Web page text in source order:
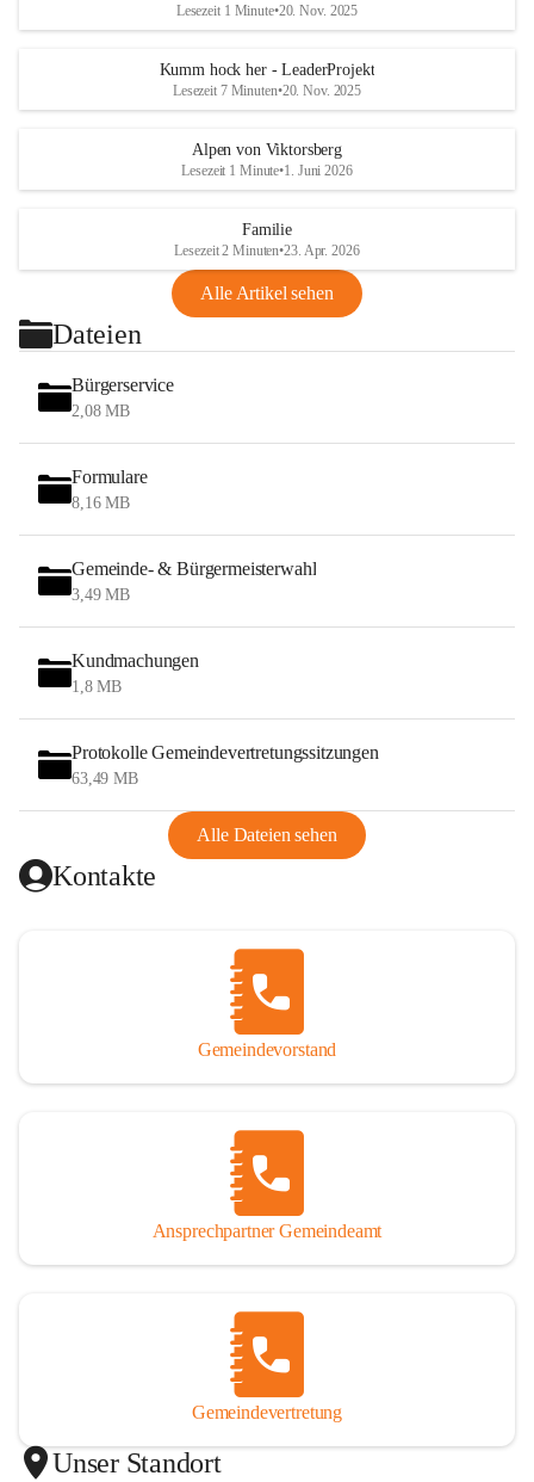
Lesezeit 1 Minute•20. Nov. 2025
Kumm hock her - LeaderProjekt
Lesezeit 7 Minuten•20. Nov. 2025
Alpen von Viktorsberg
Lesezeit 1 Minute•1. Juni 2026
Familie
Lesezeit 2 Minuten•23. Apr. 2026
Alle Artikel sehen
Dateien
Bürgerservice
2,08 MB
Formulare
8,16 MB
Gemeinde- & Bürgermeisterwahl
3,49 MB
Kundmachungen
1,8 MB
Protokolle Gemeindevertretungssitzungen
63,49 MB
Alle Dateien sehen
Kontakte
Gemeindevorstand
Ansprechpartner Gemeindeamt
Gemeindevertretung
Unser Standort